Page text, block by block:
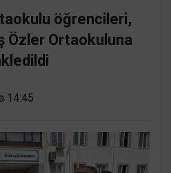
öğrencileri,
Özler Ortaokuluna
14:45